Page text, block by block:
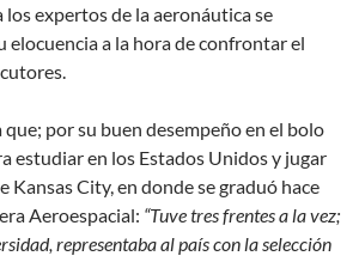
expertos de la aeronáutica se
elocuencia a la hora de confrontar el
que; por su buen desempeño en el bolo
estudiar en los Estados Unidos y jugar
Kansas City, en donde se graduó hace
Aeroespacial: “Tuve tres frentes a la vez;
representaba al país con la selección